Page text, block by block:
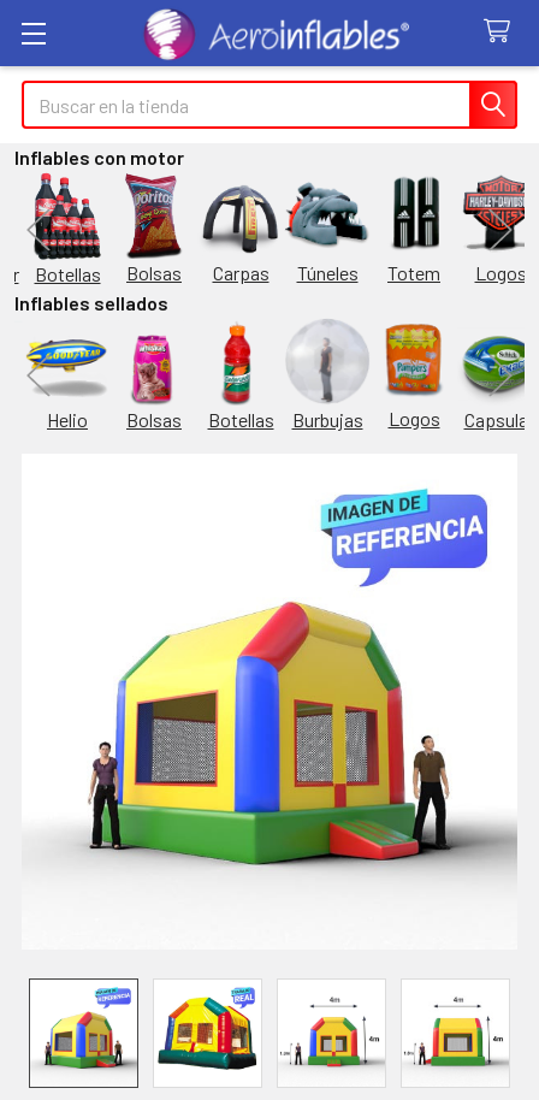
Buscar
Inflables con motor
Botellas Bolsas Carpas Túneles Totem
Logos
Inflables sellados
Helio Bolsas Botellas Burbujas Logos Capsulas